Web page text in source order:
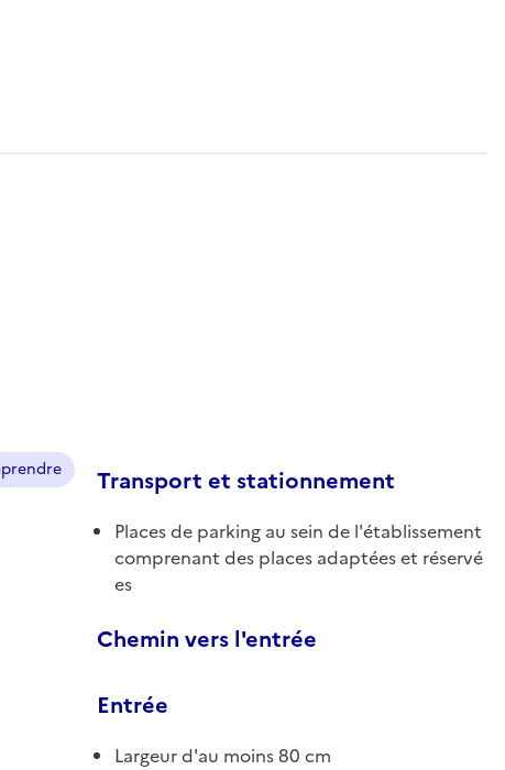
Transport et stationnement
Places de parking au sein de l'établissement
comprenant des places adaptées et réservé
es
Chemin vers l'entrée
Entrée
Largeur d'au moins 80 cm